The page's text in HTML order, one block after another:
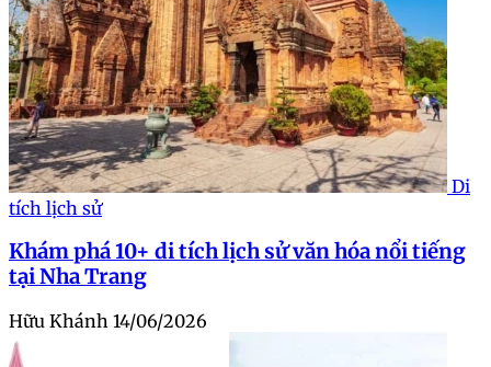
Di
tích lịch sử
Khám phá 10+ di tích lịch sử văn hóa nổi tiếng
tại Nha Trang
Hữu Khánh 14/06/2026